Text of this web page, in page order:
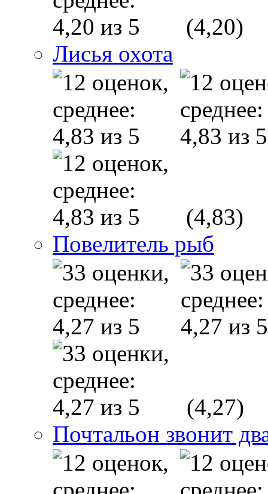
(4,20)
Лисья охота
(4,83)
Повелитель рыб
(4,27)
Почтальон звонит